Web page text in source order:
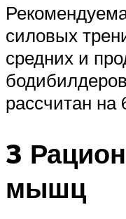
силовых
средних и
рассчитан на
3
мышц